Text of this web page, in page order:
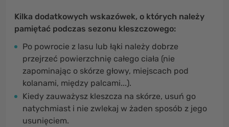
Kilka dodatkowych wskazówek, o których należy
pamiętać podczas sezonu kleszczowego:
Po powrocie z lasu lub łąki należy dobrze
przejrzeć powierzchnię całego ciała (nie
zapominając o skórze głowy, miejscach pod
kolanami, między palcami...).
Kiedy zauważysz kleszcza na skórze, usuń go
natychmiast i nie zwlekaj w żaden sposób z jego
usunięciem.